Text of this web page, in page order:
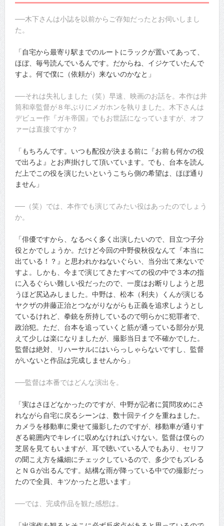
──木下さんは小誌を以前からご存知だったとお伺いしまし
た。
「自宅から最寄り駅までのルートにラックが置いてあって、
ほぼ、毎号読んでいるんです。だからね、イジケていたんで
すよ。何で僕に（依頼が）来ないのかなと」
──それは失礼しました（笑）早速、映画のお話を。本作は井
筒和幸監督が８年ぶりにメガホンを執りました。木下さんは
デビュー作『ガキ帝国』でもお世話になっていますが、オフ
ァーは直接ですか？
「もちろんです。いつも配役が決まる前に『お前も何かの役
で出ろよ』とお声掛けして頂いています。でも、台本を読ん
だ上でこの役を演じたいというこちら側の希望は、ほぼ通り
ません」
──（笑）では、本作でも演じてみたい役はあったのでしょう
か。
「俳優ですから、なるべく多く出演したいので、目立つ子分
役とかでしょうか。だけど今回の中野俊秋役なんて『本当に
出ている！？』と思われかねないぐらい、当分出て来ないで
すよ。しかも、今まで演じてきたすべての役の中で３本の指
に入るぐらい難しい役だったので、一度はお断りしようと思
うほど尻込みしました。中野は、松本（利夫）くんが演じる
ヤクザの井藤正治とつながりながらも正義を追求しようとし
ているけれど、拳銃を所持しているので明らかに犯罪者で、
政治犯。ただ、台本を追っていくと筋が通っている部分が見
えて少しは楽になりましたが、撮影当日まで不確かでした。
監督は絶対、リハーサルにはいらっしゃらないですし、監督
がいないと作品は完成しませんから」
──監督は本番ではどんな演出を。
「実はさほどなかったのですが、中野が記者に質問攻めにさ
れながら自宅に戻るシーンは、数十回テイクを重ねました。
カメラを移動車に乗せて撮影したのですが、移動車が通りす
ぎる範囲内でキレイに収めなければいけない。監督は僕らの
芝居を見てもいますが、耳で聴いている人でもあり、セリフ
の聞こえ方を繊細にチェックしているので、多少でもズレる
とＮＧが出るんです。結構な雨が降っている中での撮影だっ
たので全員、キツかったと思います」
──では、完成作品を観た感想は。